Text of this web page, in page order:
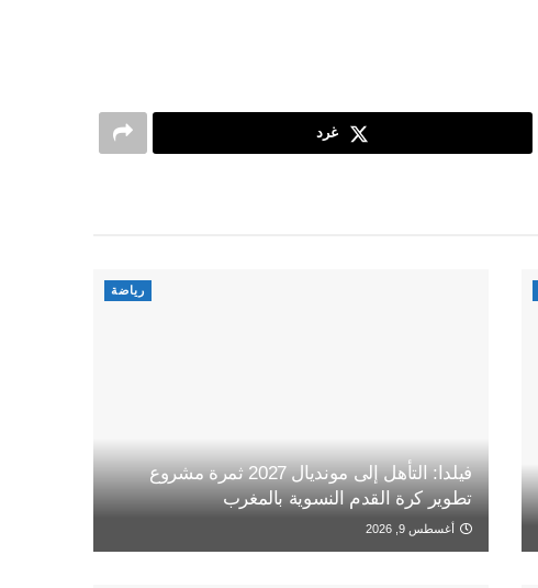
غرد
رياضة
فيلدا: التأهل إلى مونديال 2027 ثمرة مشروع
تطوير كرة القدم النسوية بالمغرب
أغسطس 9, 2026